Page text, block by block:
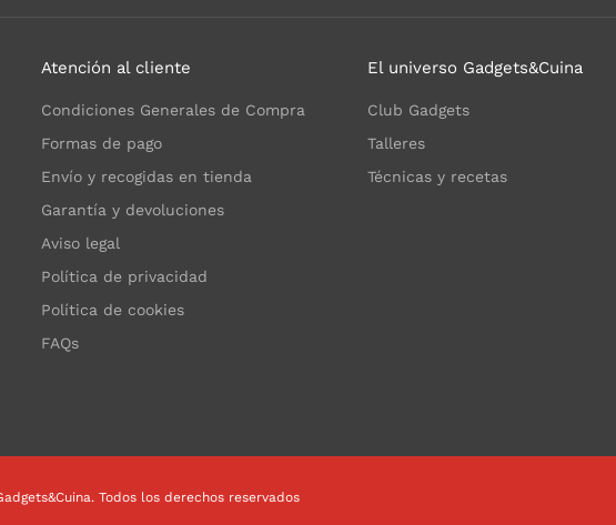
Atención al cliente
Condiciones Generales de Compra
Formas de pago
Envío y recogidas en tienda
Garantía y devoluciones
Aviso legal
Política de privacidad
Política de cookies
FAQs
El universo Gadgets&Cuina
Club Gadgets
Talleres
Técnicas y recetas
Todos los derechos reservados